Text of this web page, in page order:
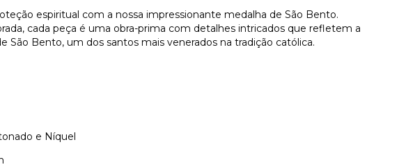
espiritual com a nossa impressionante medalha de São Bento.
cada peça é uma obra-prima com detalhes intricados que refletem a
São Bento, um dos santos mais venerados na tradição católica.
e Níquel